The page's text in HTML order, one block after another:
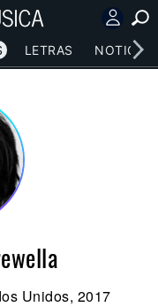
LETRAS NOTICIAS
Unidos, 2017